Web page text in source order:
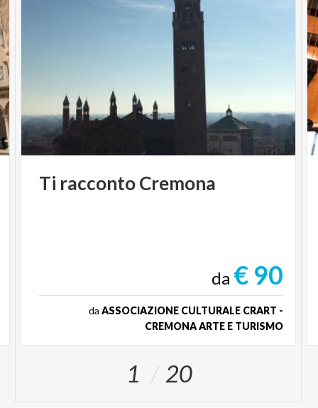
Ti raccontoCremona
da € 90
da ASSOCIAZIONE CULTURALE CRART -
CREMONA ARTE E TURISMO
1 20